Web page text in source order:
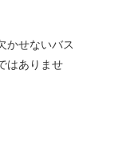
かせないバス
はありませ